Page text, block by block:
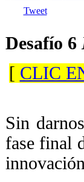
Tweet
Desafío 6
[ CLIC
Sin
fase final